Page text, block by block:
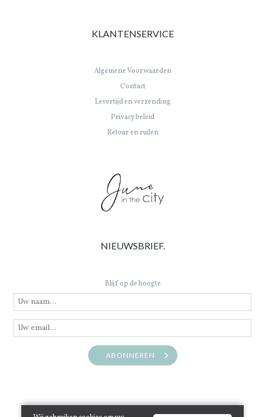
KLANTENSERVICE
Algemene Voorwaarden
Contact
Levertijd en verzending
Privacy beleid
Retour en ruilen
NIEUWSBRIEF.
Blijf op de hoogte
ABONNEREN